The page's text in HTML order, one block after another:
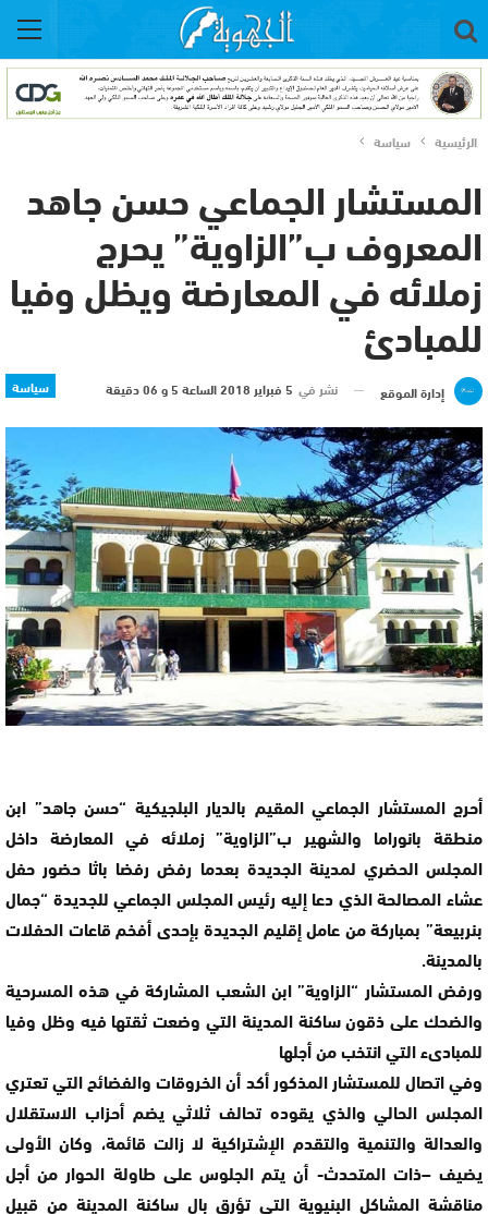
الرئيسية سياسة
المستشار الجماعي حسن جاهد
المعروف ب”الزاوية” يحرج
زملائه في المعارضة ويظل وفيا
للمبادئ
سياسة إدارة الموقع نشر في 5 فبراير 2018 الساعة 5 و 06 دقيقة
أحرج المستشار الجماعي المقيم بالديار البلجيكية “حسن جاهد” ابن
منطقة بانوراما والشهير ب”الزاوية” زملائه في المعارضة داخل
المجلس الحضري لمدينة الجديدة بعدما رفض رفضا باثا حضور حفل
عشاء المصالحة الذي دعا إليه رئيس المجلس الجماعي للجديدة “جمال
بنربيعة” بمباركة من عامل إقليم الجديدة بإحدى أفخم قاعات الحفلات
بالمدينة.
ورفض المستشار “الزاوية” ابن الشعب المشاركة في هذه المسرحية
والضحك على ذقون ساكنة المدينة التي وضعت ثقتها فيه وظل وفيا
للمبادىء التي انتخب من أجلها
وفي اتصال للمستشار المذكور أكد أن الخروقات والفضائح التي تعتري
المجلس الحالي والذي يقوده تحالف ثلاثي يضم أحزاب الاستقلال
والعدالة والتنمية والتقدم الإشتراكية لا زالت قائمة، وكان الأولى
يضيف –ذات المتحدث- أن يتم الجلوس على طاولة الحوار من أجل
مناقشة المشاكل البنيوية التي تؤرق بال ساكنة المدينة من قبيل